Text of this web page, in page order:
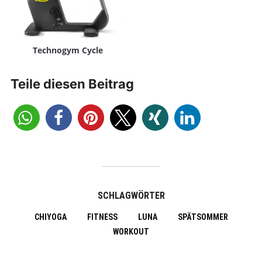
Technogym Cycle
Teile diesen Beitrag
SCHLAGWÖRTER
CHIYOGA FITNESS LUNA
SPÄTSOMMER
WORKOUT